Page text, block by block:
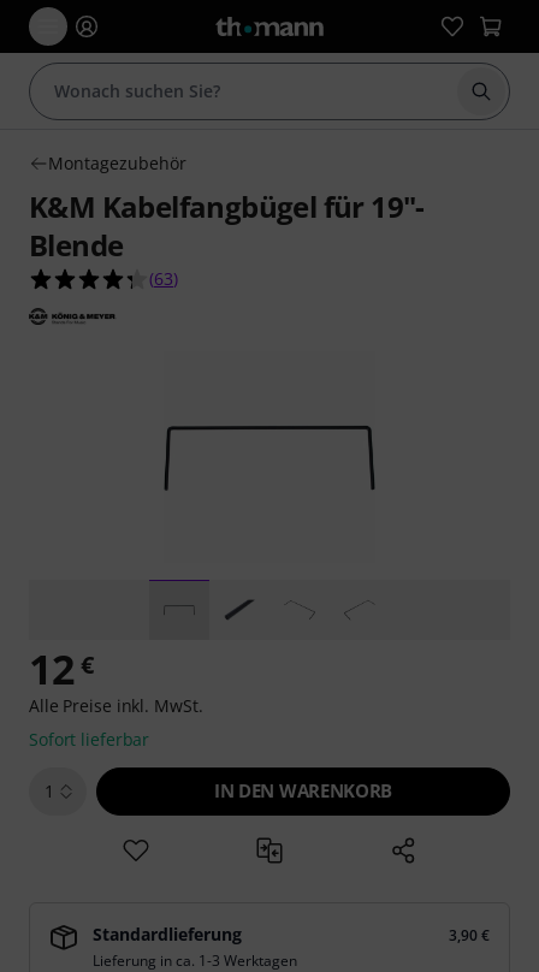
Suche
Montagezubehör
K&M Kabelfangbügel für 19"-
Blende
4.3 von 5 Sternen aus 63 Kundenbewertungen
(63)
12 €
Alle Preise inkl. MwSt.
Sofort lieferbar
1 IN DEN WARENKORB
Standardlieferung
3,90 €
Lieferung in ca. 1-3 Werktagen